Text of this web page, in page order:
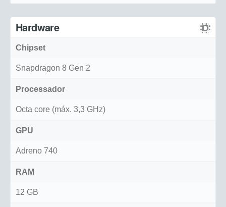
Hardware
Chipset
Snapdragon 8 Gen 2
Processador
Octa core (máx. 3,3 GHz)
GPU
Adreno 740
RAM
12 GB